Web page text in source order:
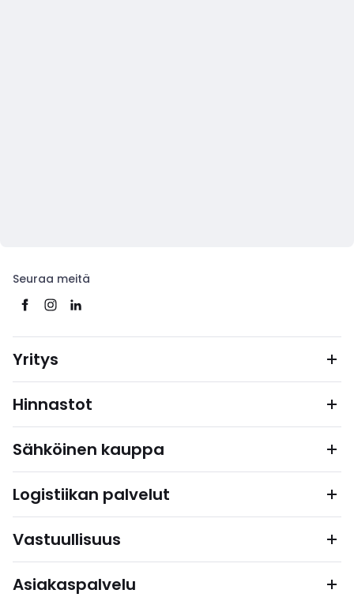
Seuraa meitä
Yritys
Hinnastot
Sähköinen kauppa
Logistiikan palvelut
Vastuullisuus
Asiakaspalvelu